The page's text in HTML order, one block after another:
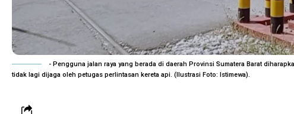
- Pengguna jalan raya yang berada di daerah Provinsi Sumatera Barat
tidak lagi dijaga oleh petugas perlintasan kereta api. (Ilustrasi Foto: Istimewa).